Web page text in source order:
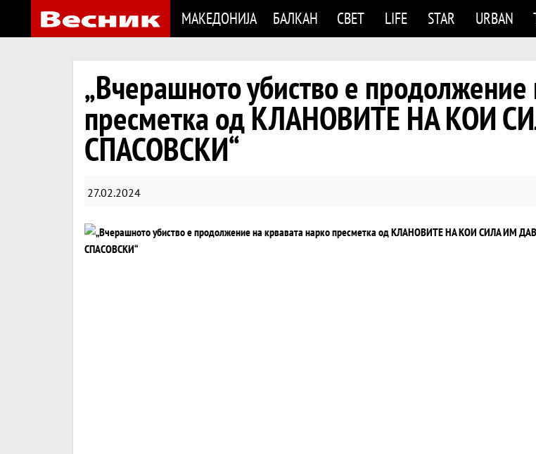
МАКЕДОНИЈА БАЛКАН СВЕТ LIFE STAR URBAN
„Вчерашното убиство е продолжение
пресметка од КЛАНОВИТЕ НА КОИ
СПАСОВСКИ“
27.02.2024